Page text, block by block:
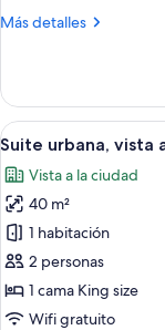
On
Más detalles
Más
familiar
(Afternoon
Tea
Rooftop)
Ver
todas
las
fotos
de
Suite
urbana,
vista
12
Suite urbana, vista
Vista a la ciudad
40 m²
1 habitación
2 personas
1 cama King size
Wifi gratuito